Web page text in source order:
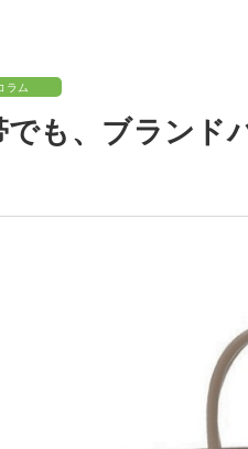
ラム
でも、ブランド